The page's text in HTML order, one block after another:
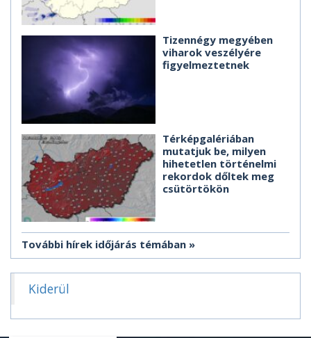
Tizennégy megyében
viharok veszélyére
figyelmeztetnek
Térképgalériában
mutatjuk be, milyen
hihetetlen történelmi
rekordok dőltek meg
csütörtökön
További hírek időjárás témában
Kiderül